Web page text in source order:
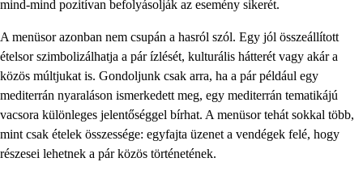
mind-mind pozitívan befolyásolják az esemény sikerét.
A menüsor azonban nem csupán a hasról szól. Egy jól összeállított
ételsor szimbolizálhatja a pár ízlését, kulturális hátterét vagy akár a
közös múltjukat is. Gondoljunk csak arra, ha a pár például egy
mediterrán nyaraláson ismerkedett meg, egy mediterrán tematikájú
vacsora különleges jelentőséggel bírhat. A menüsor tehát sokkal több,
mint csak ételek összessége: egyfajta üzenet a vendégek felé, hogy
részesei lehetnek a pár közös történetének.